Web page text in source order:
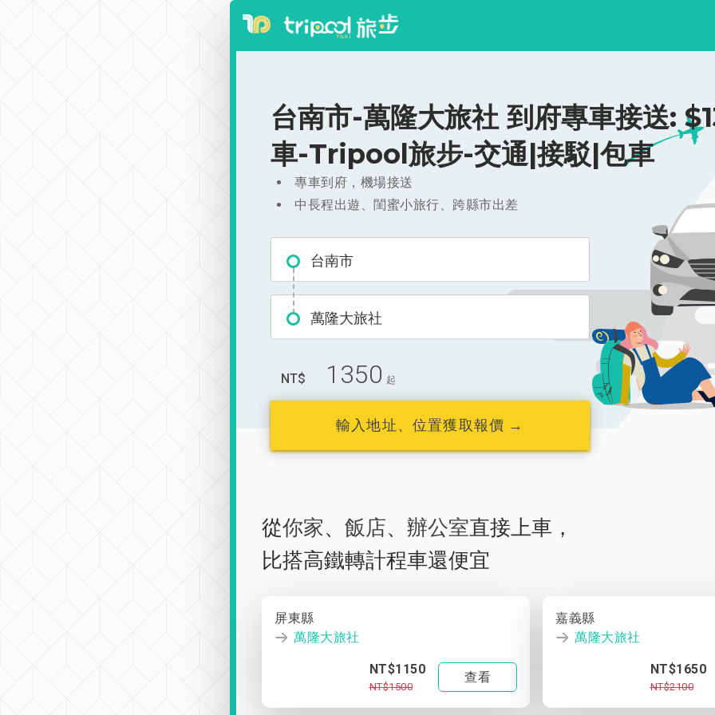
台南市-萬隆大旅社 到府專車接送:
車-Tripool旅步-交通|接駁|包車
專車到府，機場接送
中長程出遊、閨蜜小旅行、跨縣市出差
台南市
萬隆大旅社
NT$ 1350 起
輸入地址、位置獲取報價 →
從你家、 飯店、 辦公室直接上車，
比搭高鐵轉計程車還便宜
屏東縣
萬隆大旅社
NT$1150
NT$1500
查看
嘉義縣
萬隆大旅社
NT$1650
NT$2100